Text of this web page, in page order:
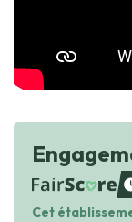
waiting
Cet